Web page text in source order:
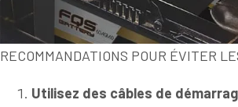
RECOMMANDATIONS POUR ÉVITER
Utilisez des câbles de